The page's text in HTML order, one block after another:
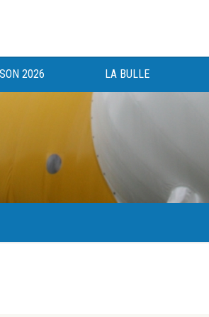
2026 LA BULLE
au bénéfice des haut-saônois depuis 1983.